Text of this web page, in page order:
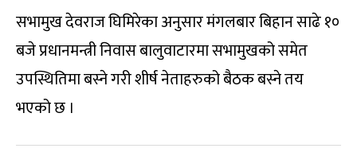
सभामुख देवराज घिमिरेका अनुसार मंगलबार बिहान साढे १०
बजे प्रधानमन्त्री निवास बालुवाटारमा सभामुखको समेत
उपस्थितिमा बस्ने गरी शीर्ष नेताहरुको बैठक बस्ने तय
भएको छ ।